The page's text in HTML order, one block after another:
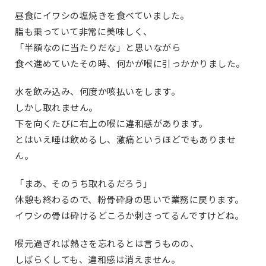
昼食にイワシの塩焼きを食べていました。
脂も乗っていて非常に美味しく、
「半額なのに当たりだな」と思いながら
食べ進めていたその時、何かが喉に引っかかりました。
水を飲み込み、何度か咳払いをします。
しかし取れません。
下を向くたびに右上の喉に違和感があります。
とはいえ唾は飲めるし、激痛というほどでもありませ
ん。
「まあ、そのうち取れるだろう」
休憩も終わるので、粉骨砕身の思いで業務に戻ります。
イワシの骨は砕けるどころか刺さってるんですけどね。
喉元過ぎれば熱さを忘れるとは言うものの、
しばらくしても、違和感は消えません。